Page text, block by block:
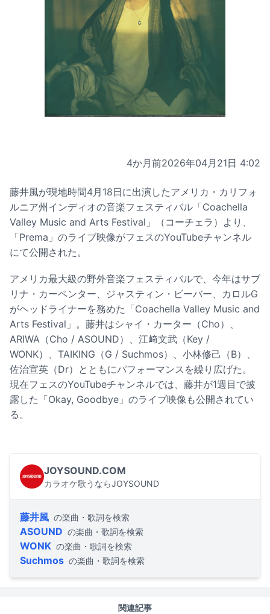
4か月前2026年04月21日 4:02
藤井風が現地時間4月18日に出演したアメリカ・カリフォ
ルニア州インディオの音楽フェスティバル「Coachella
Valley Music and Arts Festival」（コーチェラ）より、
「Prema」のライブ映像がフェスのYouTubeチャンネル
にて公開された。
アメリカ最大級の野外音楽フェスティバルで、今年はサブ
リナ・カーペンター、ジャスティン・ビーバー、カロルG
がヘッドライナーを務めた「Coachella Valley Music and
Arts Festival」。藤井はシャイ・カーター（Cho）、
ARIWA（Cho / ASOUND）、江﨑文武（Key /
WONK）、TAIKING（G / Suchmos）、小林修己（B）、
佐治宣英（Dr）とともにパフォーマンスを繰り広げた。
現在フェスのYouTubeチャンネルでは、藤井が1週目で披
露した「Okay, Goodbye」のライブ映像も公開されてい
る。
JOYSOUND.COM
カラオケ歌うならJOYSOUND
藤井風 の楽曲・歌詞を検索
ASOUND の楽曲・歌詞を検索
WONK の楽曲・歌詞を検索
Suchmos の楽曲・歌詞を検索
関連記事